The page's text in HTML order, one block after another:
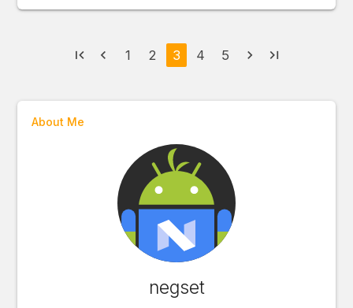
first_page navigate_before 1 2 3 4 5 navigate_next last_page
About Me
negset